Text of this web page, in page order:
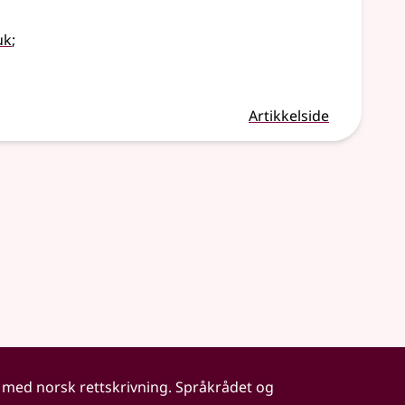
;
Artikkelside
norsk rettskrivning. Språkrådet og